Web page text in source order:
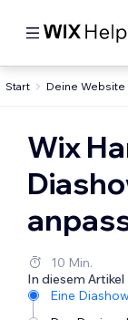
Start Deine
Wix
10 Min.
In diesem Artikel
Eine